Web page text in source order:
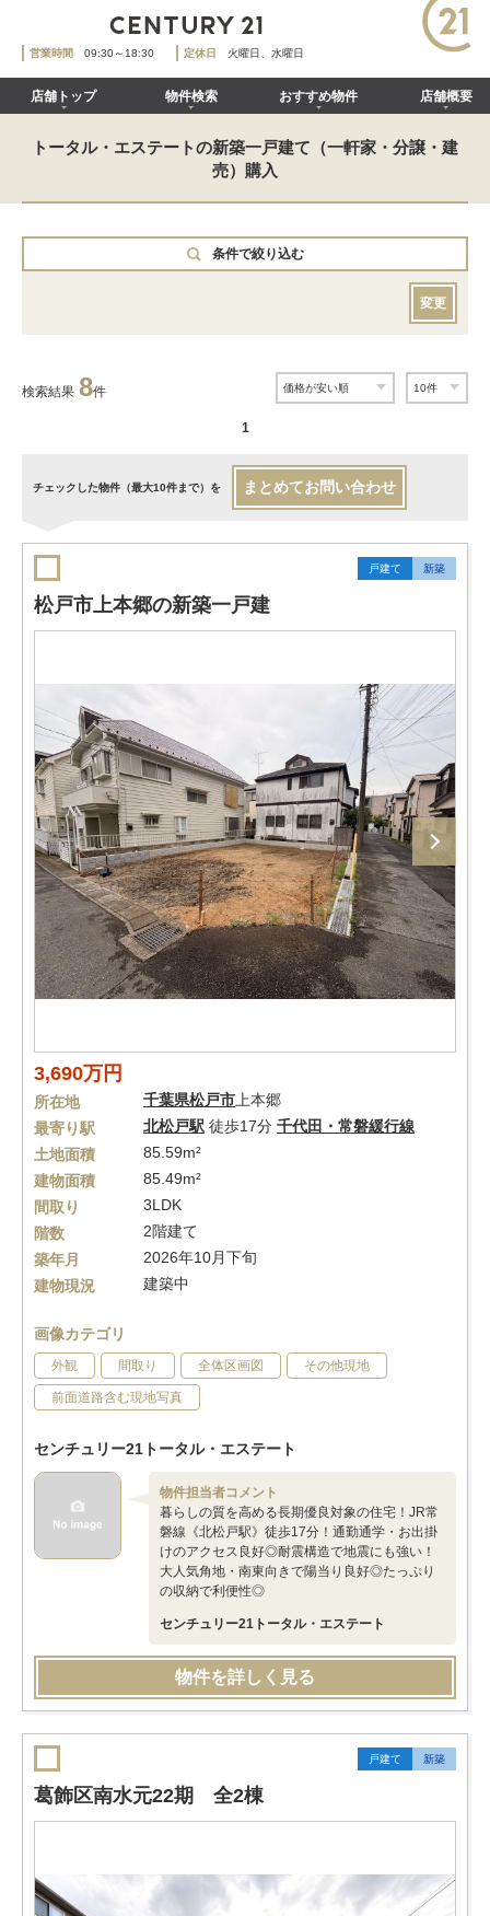
営業時間 09:30～18:30 定休日 火曜日、水曜日
店舗トップ 物件検索 おすすめ物件 店舗概要
トータル・エステートの新築一戸建て（一軒家・分譲・建
売）購入
条件で絞り込む
変更
検索結果 8件
1
チェックした物件（最大10件まで）を まとめてお問い合わせ
戸建て 新築
松戸市上本郷の新築一戸建
3,690万円
所在地 千葉県松戸市 上本郷
最寄り駅
北松戸駅 徒歩17分 千代田・常磐緩行線
土地面積
85.59m²
建物面積
85.49m²
間取り
3LDK
階数
2階建て
築年月
2026年10月下旬
建物現況
建築中
画像カテゴリ
外観 間取り 全体区画図 その他現地
前面道路含む現地写真
センチュリー21トータル・エステート
物件担当者コメント
暮らしの質を高める長期優良対象の住宅！JR常
磐線《北松戸駅》徒歩17分！通勤通学・お出掛
けのアクセス良好◎耐震構造で地震にも強い！
大人気角地・南東向きで陽当り良好◎たっぷり
の収納で利便性◎
センチュリー21トータル・エステート
物件を詳しく見る
戸建て 新築
葛飾区南水元22期 全2棟